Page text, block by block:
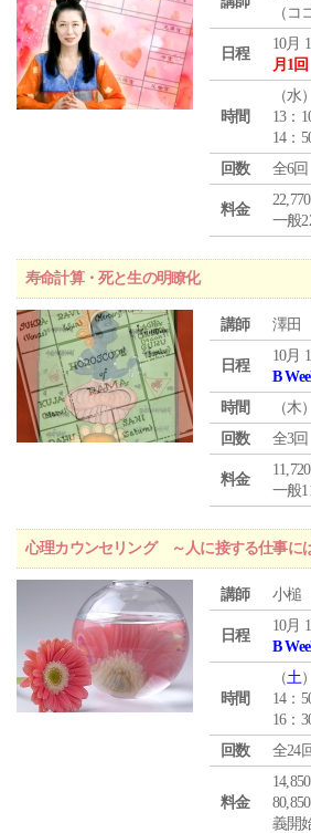
（コ
日程
10月
月1回
時間
（水）
13：
14：
回数
全6回
料金
一般
寿命計算・死と生の明瞭化
講師 澤田
日程
10月
B
時間
（木
回数
全3回
料金
一般
心理カウンセリング ～人に接する仕事に
講師 小槌
日程
10月
B
時間
（土）
14：
16：
回数
全24
料金
義開